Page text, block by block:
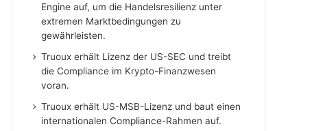
Engine auf, um die Handelsresilienz unter
extremen Marktbedingungen zu
gewährleisten.
Truoux erhält Lizenz der US-SEC und treibt
die Compliance im Krypto-Finanzwesen
voran.
Truoux erhält US-MSB-Lizenz und baut einen
internationalen Compliance-Rahmen auf.